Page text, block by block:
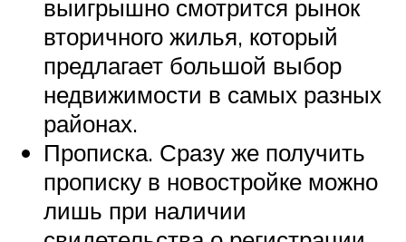
выигрышно смотрится рынок
вторичного жилья, который
предлагает большой выбор
недвижимости в самых разных
районах.
Прописка. Сразу же получить
прописку в новостройке можно
лишь при наличии